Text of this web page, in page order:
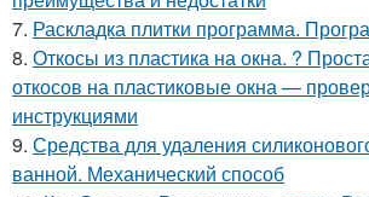
7. Раскладка плитки программа.
8. Откосы из пластика на окна. ?
откосов на пластиковые окна —
инструкциями
9. Средства для удаления
ванной. Механический способ